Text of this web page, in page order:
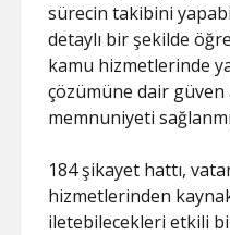
sürecin takibini
detaylı bir şekilde
kamu hizmetlerinde
çözümüne dair güven
memnuniyeti
184 şikayet hattı,
hizmetlerinden
iletebilecekleri etkili